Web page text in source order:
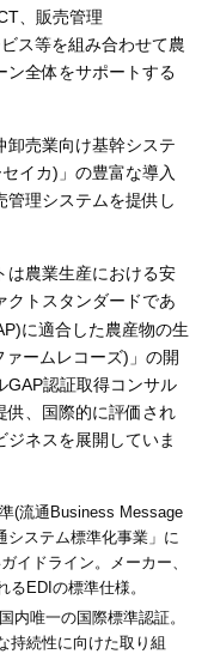
、販売管理
ス等を組み合わせて農
ン全体をサポートする
卸売業向け基幹システ
イカ)」の豊富な導入
管理システムを提供し
は農業生産における安
クトスタンダードであ
に適合した農産物の生
ームレコーズ)」の開
GAP認証取得コンサル
供、国際的に評価され
ネスを展開していま
(流通Business Message
システム標準化事業」に
イドライン。メーカー、
EDIの標準仕様。
内唯一の国際標準認証。
持続性に向けた取り組